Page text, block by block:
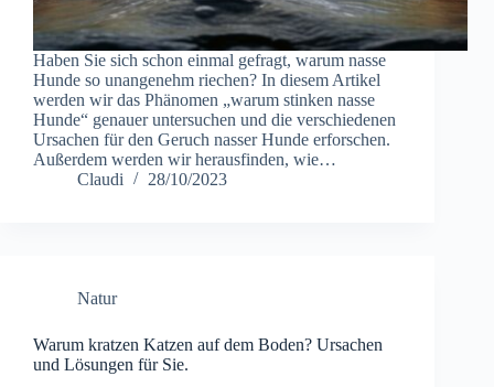
Haben Sie sich schon einmal gefragt, warum nasse
Hunde so unangenehm riechen? In diesem Artikel
werden wir das Phänomen „warum stinken nasse
Hunde“ genauer untersuchen und die verschiedenen
Ursachen für den Geruch nasser Hunde erforschen.
Außerdem werden wir herausfinden, wie…
Claudi
28/10/2023
Natur
Warum kratzen Katzen auf dem Boden? Ursachen
und Lösungen für Sie.